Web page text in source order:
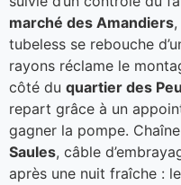
marché des Amandiers
tubeless se rebouche
rayons réclame le
côté du quartier des
repart grâce à un
gagner la pompe.
Saules, câble
après une nuit fraîche :